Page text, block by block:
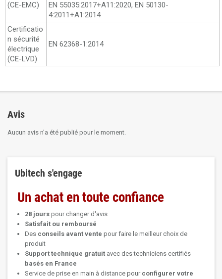
(CE-EMC)
EN 55035:2017+A11:2020, EN 50130-
4:2011+A1:2014
Certificatio
n sécurité
électrique
(CE-LVD)
EN 62368-1:2014
Avis
Aucun avis n'a été publié pour le moment.
Ubitech s'engage
Un achat en toute confiance
28 jours pour changer d'avis
Satisfait ou remboursé
Des conseils avant vente pour faire le meilleur choix de
produit
Support technique gratuit avec des techniciens certifiés
basés en France
Service de prise en main à distance pour configurer votre